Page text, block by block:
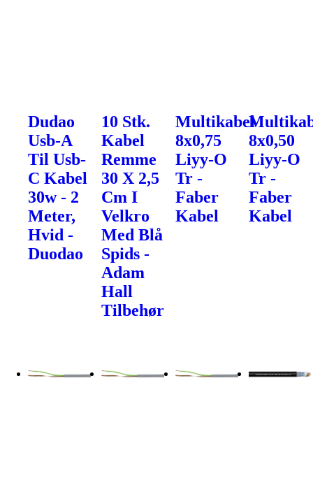
Dudao
Usb-A
Til Usb-
C Kabel
30w - 2
Meter,
Hvid -
Duodao
10 Stk.
Kabel
Remme
30 X 2,5
Cm I
Velkro
Med Blå
Spids -
Adam
Hall
Tilbehør
Multikabel
8x0,75
Liyy-O
Tr -
Faber
Kabel
8x0,50
Liyy-O
Tr -
Faber
Kabel